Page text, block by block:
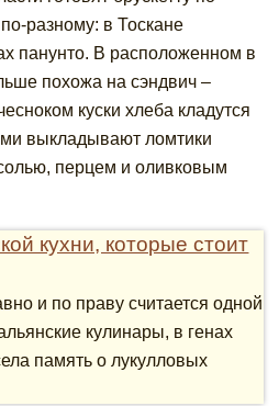
разному: в Тоскане
панунто. В расположенном в
похожа на сэндвич –
куски хлеба кладутся
выкладывают ломтики
перцем и оливковым
кухни, которые стоит
и по праву считается одной
кулинары, в генах
память о лукулловых